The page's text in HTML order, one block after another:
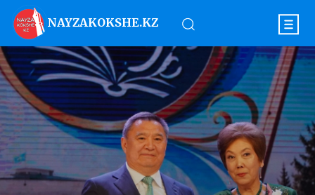
NAYZAKOKSHE.KZ